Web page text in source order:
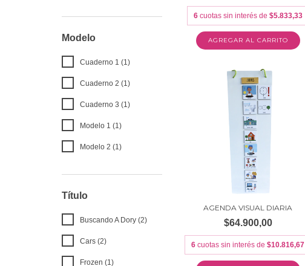
Modelo
Cuaderno 1 (1)
Cuaderno 2 (1)
Cuaderno 3 (1)
Modelo 1 (1)
Modelo 2 (1)
Título
Buscando A Dory (2)
Cars (2)
Frozen (1)
6 cuotas sin interés de $5.833,33
AGENDA VISUAL DIARIA
$64.900,00
6 cuotas sin interés de$10.816,67